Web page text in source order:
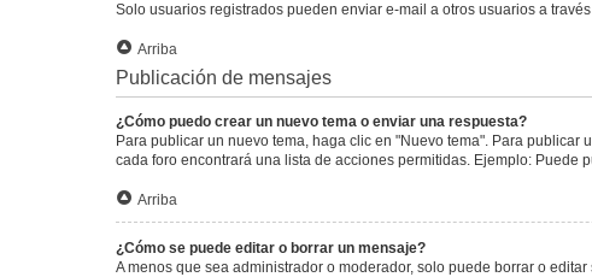
Solo usuarios registrados pueden enviar e-mail a otros usuarios a
Arriba
Publicación de mensajes
¿Cómo puedo crear un nuevo tema o enviar una respuesta?
Para publicar un nuevo tema, haga clic en "Nuevo tema". Para
cada foro encontrará una lista de acciones permitidas. Ejemplo: Puede
Arriba
¿Cómo se puede editar o borrar un mensaje?
A menos que sea administrador o moderador, solo puede borrar o